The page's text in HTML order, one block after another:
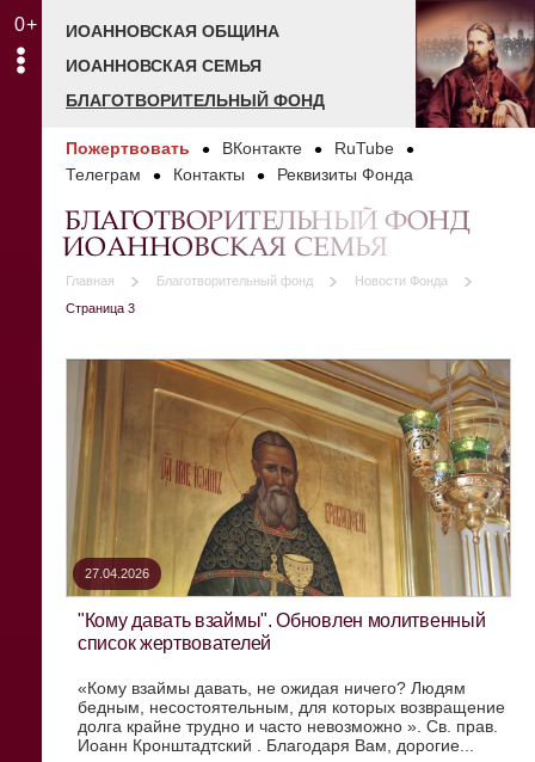
0+
ИОАННОВСКАЯ ОБЩИНА
ИОАННОВСКАЯ СЕМЬЯ
БЛАГОТВОРИТЕЛЬНЫЙ ФОНД
Пожертвовать ВКонтакте
RuTube
Телеграм
Контакты Реквизиты Фонда
БЛАГОТВОРИТЕЛЬНЫЙ ФОНД
ИОАННОВСКАЯ СЕМЬЯ
Главная Благотворительный фонд
Новости Фонда
Страница 3
27.04.2026
"Кому давать взаймы". Обновлен молитвенный
список жертвователей
«Кому взаймы давать, не ожидая ничего? Людям
бедным, несостоятельным, для которых возвращение
долга крайне трудно и часто невозможно ». Св. прав.
Иоанн Кронштадтский . Благодаря Вам, дорогие...